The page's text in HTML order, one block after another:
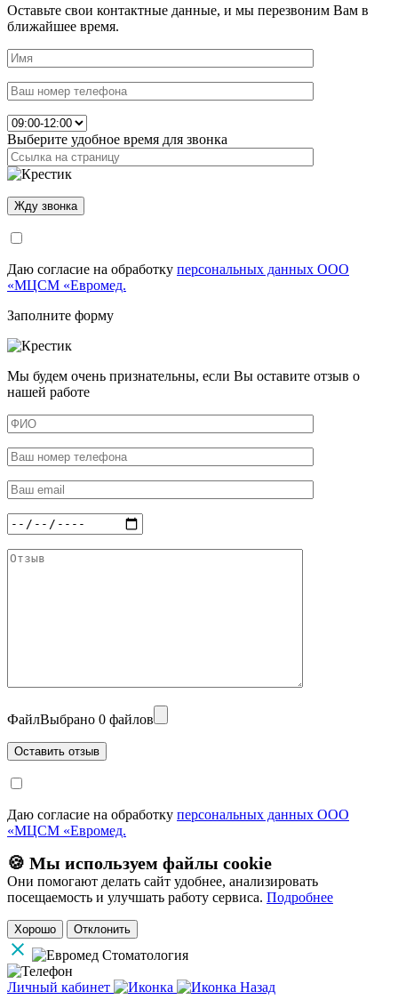
Оставьте свои контактные данные, и мы перезвоним Вам в
ближайшее время.
Выберите удобное время для звонка
Даю согласие на обработку персональных данных ООО
«МЦСМ «Евромед.
Заполните форму
Мы будем очень признательны, если Вы оставите отзыв о
нашей работе
ФайлВыбрано 0 файлов
Даю согласие на обработку персональных данных ООО
«МЦСМ «Евромед.
🍪 Мы используем файлы cookie
Они помогают делать сайт удобнее, анализировать
посещаемость и улучшать работу сервиса. Подробнее
Хорошо Отклонить
Личный кабинет
Назад